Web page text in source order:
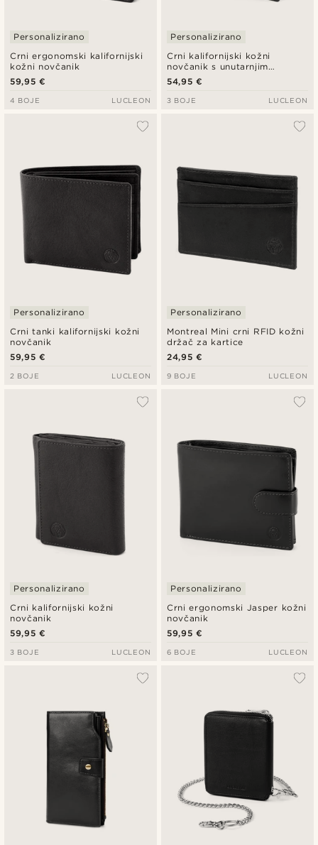
Crni ergonomski kalifornijski
kožni novčanik
Personalizirano
59,95 €
4 BOJE LUCLEON
Crni kalifornijski kožni
novčanik s unutarnjim
patentnim zatvaračem
Personalizirano
54,95 €
3 BOJE LUCLEON
Crni tanki kalifornijski kožni
novčanik
Personalizirano
59,95 €
2 BOJE LUCLEON
Montreal Mini crni RFID kožni
držač za kartice
Personalizirano
24,95 €
9 BOJE LUCLEON
Crni kalifornijski kožni
novčanik
Personalizirano
59,95 €
3 BOJE LUCLEON
Crni ergonomski Jasper kožni
novčanik
Personalizirano
59,95 €
6 BOJE LUCLEON